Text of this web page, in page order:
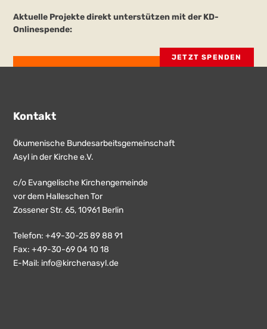
Aktuelle Projekte direkt unterstützen mit der KD-
Onlinespende:
JETZT SPENDEN
Kontakt
Ökumenische Bundesarbeitsgemeinschaft
Asyl in der Kirche e.V.
c/o Evangelische Kirchengemeinde
vor dem Halleschen Tor
Zossener Str. 65, 10961 Berlin
Telefon: +49-30-25 89 88 91
Fax: +49-30-69 04 10 18
E-Mail: info@kirchenasyl.de